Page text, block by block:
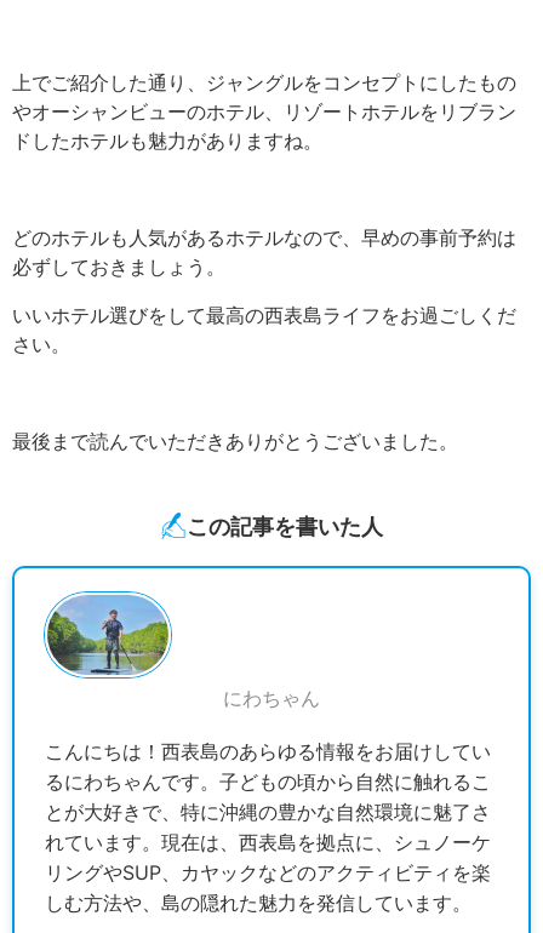
上でご紹介した通り、ジャングルをコンセプトにしたもの
やオーシャンビューのホテル、リゾートホテルをリブラン
ドしたホテルも魅力がありますね。
どのホテルも人気があるホテルなので、早めの事前予約は
必ずしておきましょう。
いいホテル選びをして最高の西表島ライフをお過ごしくだ
さい。
最後まで読んでいただきありがとうございました。
この記事を書いた人
にわちゃん
こんにちは！西表島のあらゆる情報をお届けしてい
るにわちゃんです。子どもの頃から自然に触れるこ
とが大好きで、特に沖縄の豊かな自然環境に魅了さ
れています。現在は、西表島を拠点に、シュノーケ
リングやSUP、カヤックなどのアクティビティを楽
しむ方法や、島の隠れた魅力を発信しています。